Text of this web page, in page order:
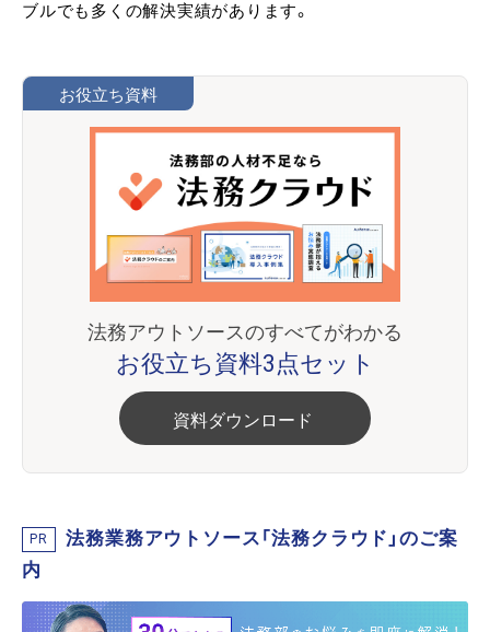
ブルでも多くの解決実績があります。
お役立ち資料
法務アウトソースのすべてがわかる
お役立ち資料3点セット
資料ダウンロード
PR
法務業務アウトソース「法務クラウド」のご案
内